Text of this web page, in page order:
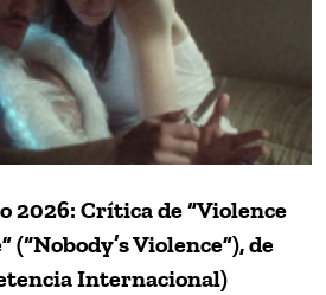
2026: Crítica de “Violence
Violence”), de
Internacional)